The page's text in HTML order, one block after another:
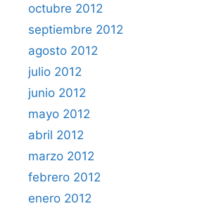
octubre 2012
septiembre 2012
agosto 2012
julio 2012
junio 2012
mayo 2012
abril 2012
marzo 2012
febrero 2012
enero 2012